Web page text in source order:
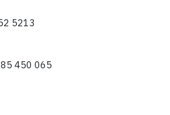
5213
450 065